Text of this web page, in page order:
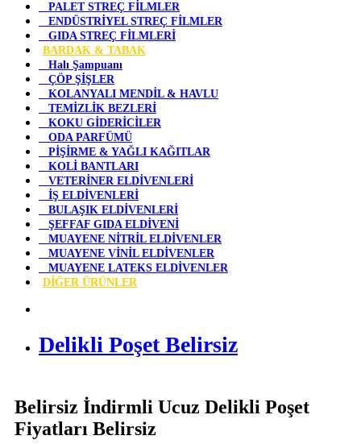
PALET STREÇ FİLMLER
ENDÜSTRİYEL STREÇ FİLMLER
GIDA STREÇ FİLMLERİ
BARDAK & TABAK
Halı Şampuanı
ÇÖP ŞİŞLER
KOLANYALI MENDİL & HAVLU
TEMİZLİK BEZLERİ
KOKU GİDERİCİLER
ODA PARFÜMÜ
PİŞİRME & YAĞLI KAĞITLAR
KOLİ BANTLARI
VETERİNER ELDİVENLERİ
İŞ ELDİVENLERİ
BULAŞIK ELDİVENLERİ
ŞEFFAF GIDA ELDİVENİ
MUAYENE NİTRİL ELDİVENLER
MUAYENE VİNİL ELDİVENLER
MUAYENE LATEKS ELDİVENLER
DİĞER ÜRÜNLER
Delikli Poşet Belirsiz
Belirsiz İndirmli Ucuz Delikli Poşet
Fiyatları Belirsiz